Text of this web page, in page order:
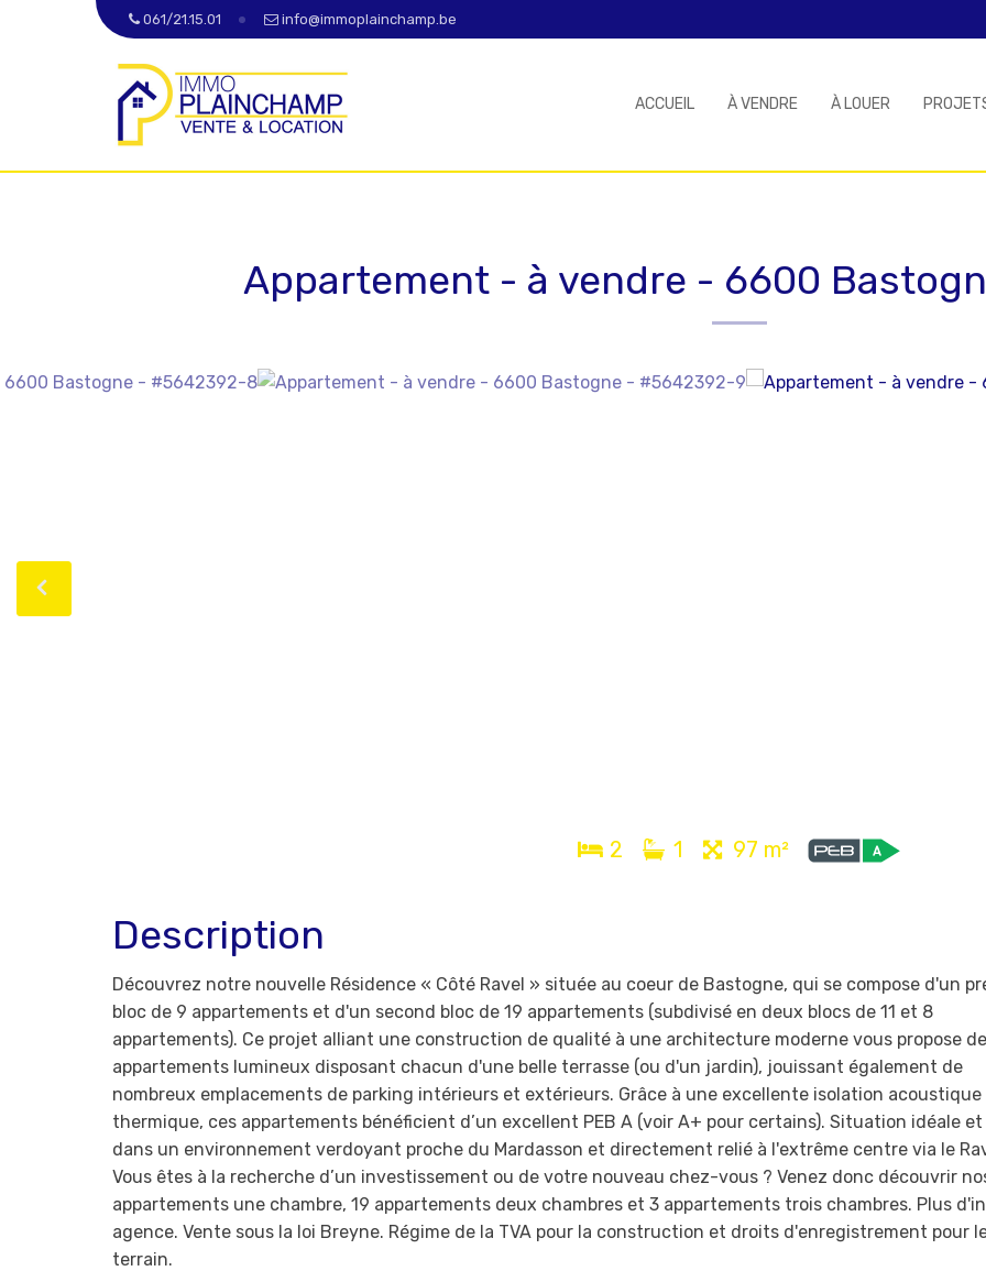
061/21.15.01 info@immoplainchamp.be
ACCUEIL À VENDRE À LOUER
Appartement - à vendre - 6600
2 1 97 m²
Description
Découvrez notre nouvelle Résidence « Côté Ravel » située au coeur de Bastogne, qui se compose d'un
bloc de 9 appartements et d'un second bloc de 19 appartements (subdivisé en deux blocs de 11 et 8
appartements). Ce projet alliant une construction de qualité à une architecture moderne vous propose
appartements lumineux disposant chacun d'une belle terrasse (ou d'un jardin), jouissant également de
nombreux emplacements de parking intérieurs et extérieurs. Grâce à une excellente isolation acoustique
thermique, ces appartements bénéficient d’un excellent PEB A (voir A+ pour certains). Situation idéale et
dans un environnement verdoyant proche du Mardasson et directement relié à l'extrême centre via le
Vous êtes à la recherche d’un investissement ou de votre nouveau chez-vous ? Venez donc découvrir
appartements une chambre, 19 appartements deux chambres et 3 appartements trois chambres. Plus
agence. Vente sous la loi Breyne. Régime de la TVA pour la construction et droits d'enregistrement pour
terrain.